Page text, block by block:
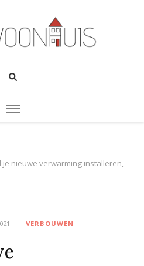
nieuwe verwarming installeren,
VERBOUWEN